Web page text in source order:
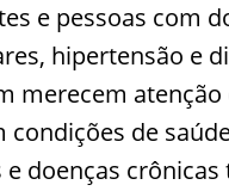
e pessoas com
hipertensão e
merecem atenção
condições de
doenças crônicas